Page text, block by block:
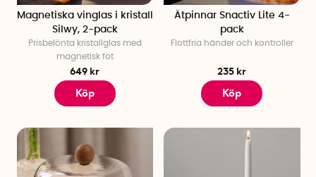
Magnetiska vinglas i kristall
Silwy, 2-pack
Prisbelönta kristallglas med
magnetisk fot
649 kr
Köp
Ätpinnar Snactiv Lite 4-
pack
Flottfria händer och kontroller
235 kr
Köp